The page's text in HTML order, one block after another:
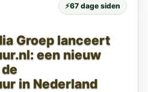
Groep lanceert
een nieuw
in Nederland
⚡67 dage siden